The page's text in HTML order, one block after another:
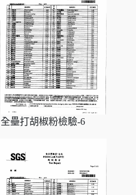
全壘打胡椒粉檢驗-6